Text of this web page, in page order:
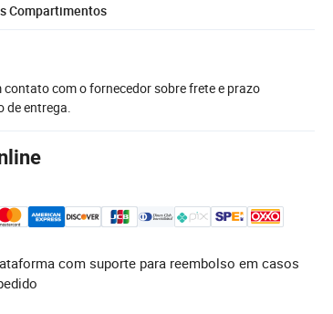
Compartimentos
contato com o fornecedor sobre frete e prazo
de entrega.
com suporte para reembolso em casos